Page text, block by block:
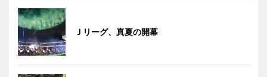
Ｊリーグ、真夏の開幕